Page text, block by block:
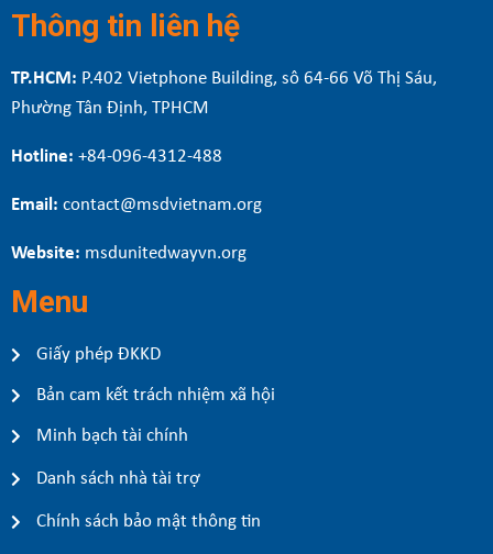
Thông tin liên hệ
TP.HCM: P.402 Vietphone Building, sô 64-66 Võ Thị Sáu,
Phường Tân Định, TPHCM
Hotline: +84-096-4312-488
Email: contact@msdvietnam.org
Website: msdunitedwayvn.org
Menu
Giấy phép ĐKKD
Bản cam kết trách nhiệm xã hội
Minh bạch tài chính
Danh sách nhà tài trợ
Chính sách bảo mật thông tin